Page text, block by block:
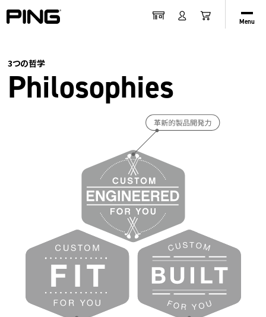
Menu
3つの哲学
Philosophies